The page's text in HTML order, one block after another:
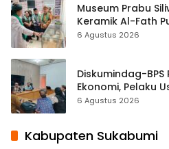
Museum Prabu
Keramik Al-Fath
Hampir 500
6 Agustus 2026
Diskumindag-
Ekonomi, Pelaku
Terbuka Beri Data
6 Agustus 2026
Kabupaten Sukabumi